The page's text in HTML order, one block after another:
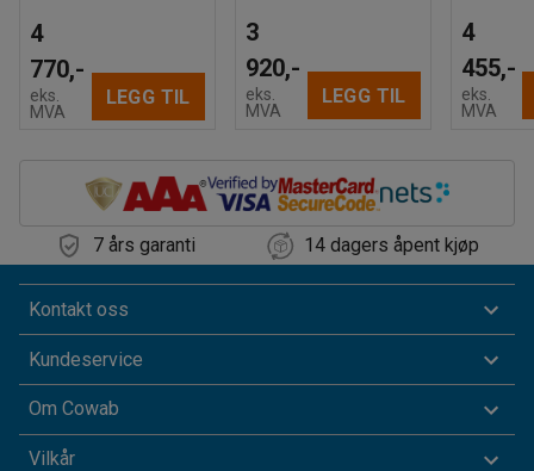
4
770,-
eks.
MVA
LEGG TIL
3
920,-
eks.
MVA
LEGG TIL
4
455,-
eks.
MVA
7 års garanti 14 dagers åpent kjøp
Kontakt oss
Kundeservice
Om Cowab
Vilkår